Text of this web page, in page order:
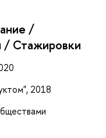
/
/ Стажировки
2018